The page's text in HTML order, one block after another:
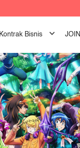
Kontrak Bisnis
Paling Populer!
di Bulan Oktober!!